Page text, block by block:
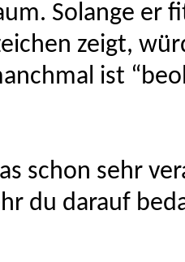
Solange er
zeigt,
ist
schon sehr
du darauf